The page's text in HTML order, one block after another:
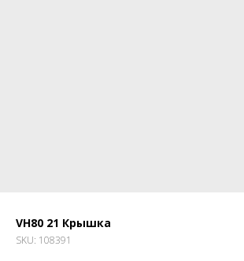
VH80 21 Крышка
SKU: 108391